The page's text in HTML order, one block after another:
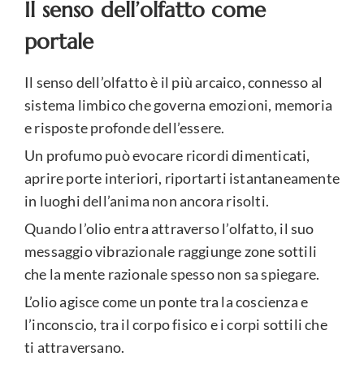
Il senso dell’olfatto come
portale
Il senso dell’olfatto è il più arcaico, connesso al
sistema limbico che governa emozioni, memoria
e risposte profonde dell’essere.
Un profumo può evocare ricordi dimenticati,
aprire porte interiori, riportarti istantaneamente
in luoghi dell’anima non ancora risolti.
Quando l’olio entra attraverso l’olfatto, il suo
messaggio vibrazionale raggiunge zone sottili
che la mente razionale spesso non sa spiegare.
L’olio agisce come un ponte tra la coscienza e
l’inconscio, tra il corpo fisico e i corpi sottili che
ti attraversano.